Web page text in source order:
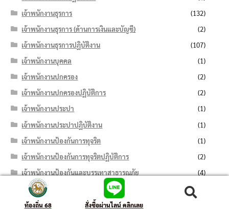
เจ้าพนักงานธุรการ
(132)
เจ้าพนักงานธุรการ (ด้านการเงินและบัญชี)
(2)
เจ้าพนักงานธุรการปฏิบัติงาน
(107)
เจ้าพนักงานบุคคล
(1)
เจ้าพนักงานปกครอง
(2)
เจ้าพนักงานปกครองปฏิบัติการ
(2)
เจ้าพนักงานประปา
(1)
เจ้าพนักงานประปาปฏิบัติงาน
(1)
เจ้าพนักงานป้องกันการทุจริต
(1)
เจ้าพนักงานป้องกันการทุจริตปฏิบัติการ
(2)
เจ้าพนักงานป้องกันและบรรเทาสาธารณภัย
(4)
เจ้าพนักงานป้องกันและบรรเทาสาธารณภัยปฏิบัติการ
เจ้าพนักงานป้องกันและบรรเทาสาธารณภัยปฏิบัติงาน
ท้องถิ่น 68 สั่งซื้อผ่านไลน์ คลิกเลย